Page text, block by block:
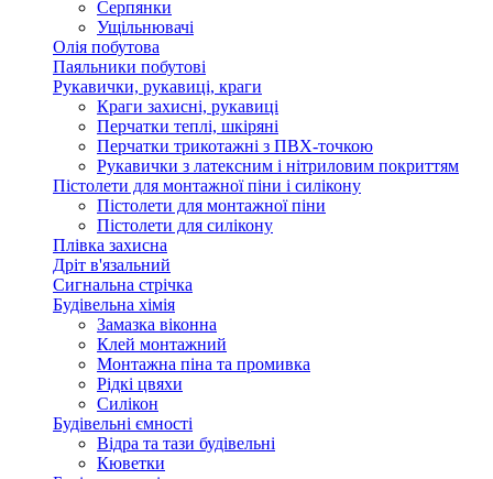
Серпянки
Ущільнювачі
Олія побутова
Паяльники побутові
Рукавички, рукавиці, краги
Краги захисні, рукавиці
Перчатки теплі, шкіряні
Перчатки трикотажні з ПВХ-точкою
Рукавички з латексним і нітриловим покриттям
Пістолети для монтажної піни і силікону
Пістолети для монтажної піни
Пістолети для силікону
Плівка захисна
Дріт в'язальний
Сигнальна стрічка
Будівельна хімія
Замазка віконна
Клей монтажний
Монтажна піна та промивка
Рідкі цвяхи
Силікон
Будівельні ємності
Відра та тази будівельні
Кюветки